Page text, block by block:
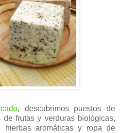
, descubrimos puestos de
frutas y verduras biológicas,
hierbas aromáticas y ropa de